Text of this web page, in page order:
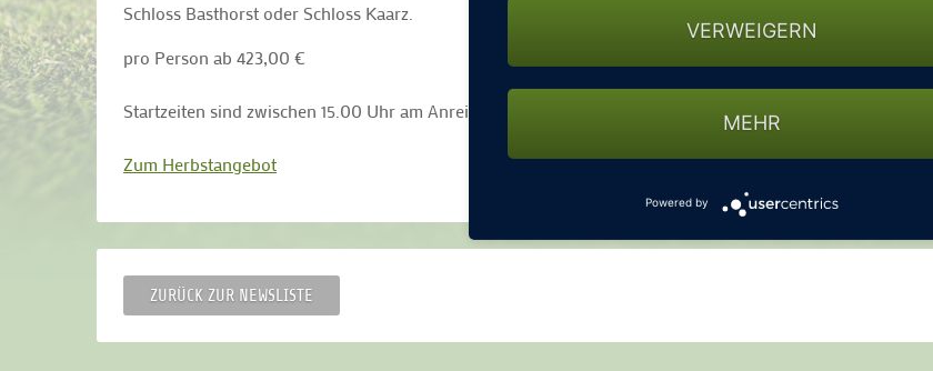
Schloss Basthorst oder Schloss Kaarz.
pro Person ab 423,00 €
Startzeiten sind zwischen 15.00 Uhr am Anreisetag und 11.00 Uhr am Abreisetag buchbar
Zum Herbstangebot
ZURÜCK ZUR NEWSLISTE
VERWEIGERN
MEHR
Powered by